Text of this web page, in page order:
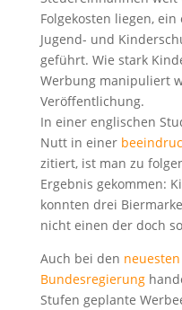
Folgekosten liegen,
Jugend- und
geführt. Wie stark
Werbung manipuliert
Veröffentlichung.
In einer englischen
Nutt in einer
zitiert, ist man zu
Ergebnis gekommen:
konnten drei
nicht einen der doch
Auch bei den
Bundesregierung
Stufen geplante